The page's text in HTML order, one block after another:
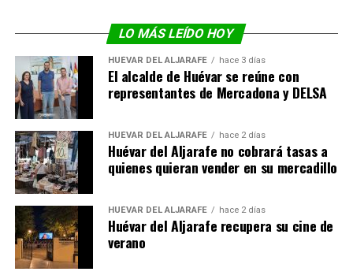
LO MÁS LEÍDO HOY
HUÉVAR DEL ALJARAFE hace 3 días
El alcalde de Huévar se reúne con
representantes de Mercadona y DELSA
HUÉVAR DEL ALJARAFE hace 2 días
Huévar del Aljarafe no cobrará tasas a
quienes quieran vender en su mercadillo
HUÉVAR DEL ALJARAFE hace 2 días
Huévar del Aljarafe recupera su cine de
verano